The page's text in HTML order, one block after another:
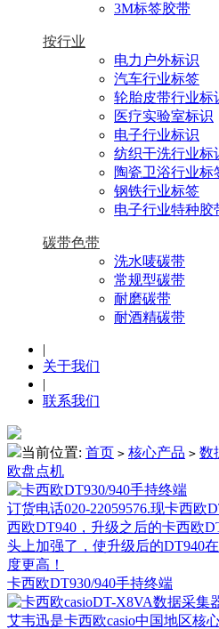
3M标签胶带
按行业
电力户外标识
汽车行业标签
轮胎皮带行业标
医疗实验室标识
电子行业标识
纺织干洗行业标
陶瓷卫浴行业标
钢铁行业标签
电子行业特种胶
碳带色带
洗水唛碳带
常规型碳带
耐磨碳带
耐酒精碳带
|
关于我们
|
联系我们
当前位置: 首页 > 核心产品 > 数
欧盘点机
订货电话020-22059576.现卡西欧
西欧DT940，升级之后的卡西欧
头上加强了，使升级后的DT940
度更高！
卡西欧DT930/940手持终端
艾韦迅是卡西欧casio中国地区核